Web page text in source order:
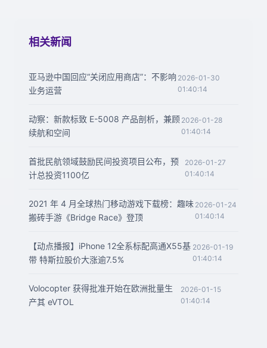
相关新闻
亚马逊中国回应“关闭应用商店”：不影响
业务运营
2026-01-30
01:40:14
动察：新款标致 E-5008 产品剖析，兼顾
续航和空间
2026-01-28
01:40:14
首批民航领域鼓励民间投资项目公布，预
计总投资1100亿
2026-01-27
01:40:14
2021 年 4 月全球热门移动游戏下载榜：趣味
搬砖手游《Bridge Race》登顶
2026-01-24
01:40:14
【动点播报】iPhone 12全系标配高通X55基
带 特斯拉股价大涨逾7.5%
2026-01-19
01:40:14
Volocopter 获得批准开始在欧洲批量生
产其 eVTOL
2026-01-15
01:40:14